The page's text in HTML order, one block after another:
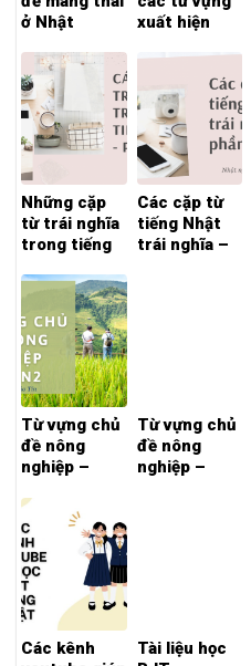
ở Nhật
xuất hiện
N1 các năm
Những cặp
từ trái nghĩa
trong tiếng
2
Các cặp từ
tiếng Nhật
trái nghĩa –
Từ vựng chủ
đề nông
nghiệp –
Từ vựng chủ
đề nông
nghiệp –
Các kênh
Tài liệu học